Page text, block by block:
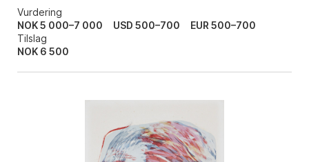
Vurdering
NOK 5 000–7 000
USD 500–700
EUR 500–700
Tilslag
NOK 6 500